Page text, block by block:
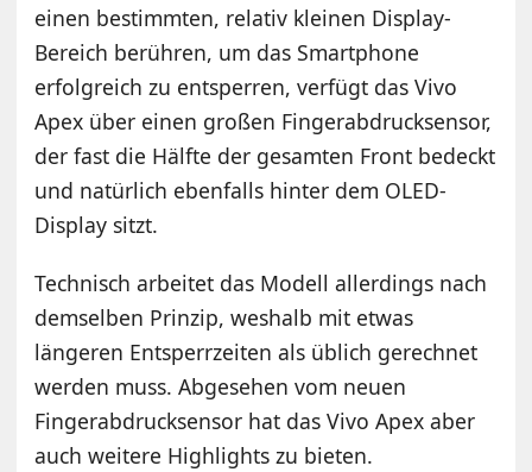
einen bestimmten, relativ kleinen Display-
Bereich berühren, um das Smartphone
erfolgreich zu entsperren, verfügt das Vivo
Apex über einen großen Fingerabdrucksensor,
der fast die Hälfte der gesamten Front bedeckt
und natürlich ebenfalls hinter dem OLED-
Display sitzt.
Technisch arbeitet das Modell allerdings nach
demselben Prinzip, weshalb mit etwas
längeren Entsperrzeiten als üblich gerechnet
werden muss. Abgesehen vom neuen
Fingerabdrucksensor hat das Vivo Apex aber
auch weitere Highlights zu bieten.